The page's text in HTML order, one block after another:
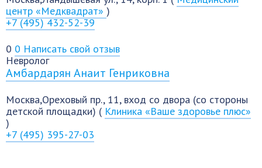
центр «Медквадрат» )
+7 (495) 432-52-39
0 0 Написать свой отзыв
Невролог
Амбардарян Анаит Генриковна
Москва,Ореховый пр., 11, вход со двора (со стороны
детской площадки) ( Клиника «Ваше здоровье плюс»
)
+7 (495) 395-27-03